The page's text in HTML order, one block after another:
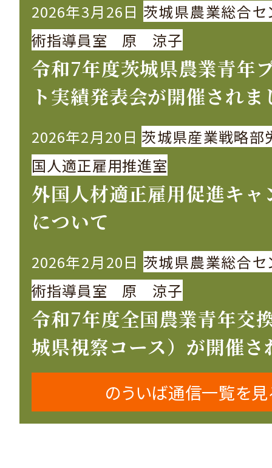
2026年3月26日 茨城県農業総合セ
術指導員室 原 涼子
令和7年度茨城県農業青年
ト実績発表会が開催されま
2026年2月20日 茨城県産業戦略部
国人適正雇用推進室
外国人材適正雇用促進キャ
について
2026年2月20日 茨城県農業総合セ
術指導員室 原 涼子
令和7年度全国農業青年交
城県視察コース）が開催さ
のういば通信一覧を